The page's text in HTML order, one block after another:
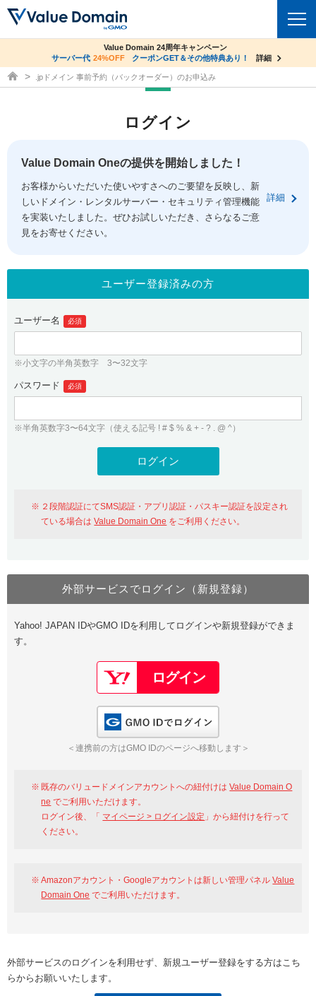
ドメイントップ
ドメイン移管
ドメイン価格一覧
ドメイン一括検索
.jpドメインオークション
gTLDオークション NEW!
.jpドメインバックオーダー
プレミアムドメイン
人気ドメインの種類
WHOIS検索
コアサーバー
バリューサーバー
XREA
セキュリティトップ
Value Domain ネットde診断
SSL証明書
サービストップ
お得意様割引
紹介制度
バリュードメインAPI
ドメイン・ホスティングOEM
facebook
ログイン
従来のバリュードメインをご利用希望の方
Value Domainにログイン
おすすめ One レンタルサーバーを含む最新の機能を使う方
Value Domain Oneにログイン
Google
GMO ID Amazon
※AmazonはValue Domain Oneのログイン画面へ遷移します
ユーザー登録
Value Domain Oneアカウント作成
以下でも登録可能
Google Yahoo!
GMO ID
co.jpドメイン✕コアサーバーV2ビジネス応援キャンペーン
サーバー料金1年間無料
詳細
Value Domain 24周年キャンペーン
サーバー代 24%OFF クーポンGET＆その他特典あり！ 詳細
ドメイン取得ならバリュードメイン
.jpドメイン 事前予約（バックオーダー）のお申込み
ログイン
Value Domain Oneの提供を開始しました！
お客様からいただいた使いやすさへのご要望を反映し、新
しいドメイン・レンタルサーバー・セキュリティ管理機能
を実装いたしました。ぜひお試しいただき、さらなるご意
見をお寄せください。
詳細
ユーザー登録済みの方
ユーザー名 必須
※小文字の半角英数字 3〜32文字
パスワード 必須
※半角英数字3〜64文字（使える記号 ! # $ % & + - ? . @ ^）
２段階認証にてSMS認証・アプリ認証・パスキー認証を設定され
ている場合はValue Domain One をご利用ください。
外部サービスでログイン（新規登録）
Yahoo! JAPAN IDやGMO IDを利用してログインや新規登録ができま
す。
＜連携前の方はGMO IDのページへ移動します＞
既存のバリュードメインアカウントへの紐付けはValue Domain O
ne でご利用いただけます。
ログイン後、「 マイページ > ログイン設定 」から紐付けを行って
ください。
Amazonアカウント・Googleアカウントは新しい管理パネルValue
Domain One でご利用いただけます。
外部サービスのログインを利用せず、新規ユーザー登録をする方はこち
らからお願いいたします。